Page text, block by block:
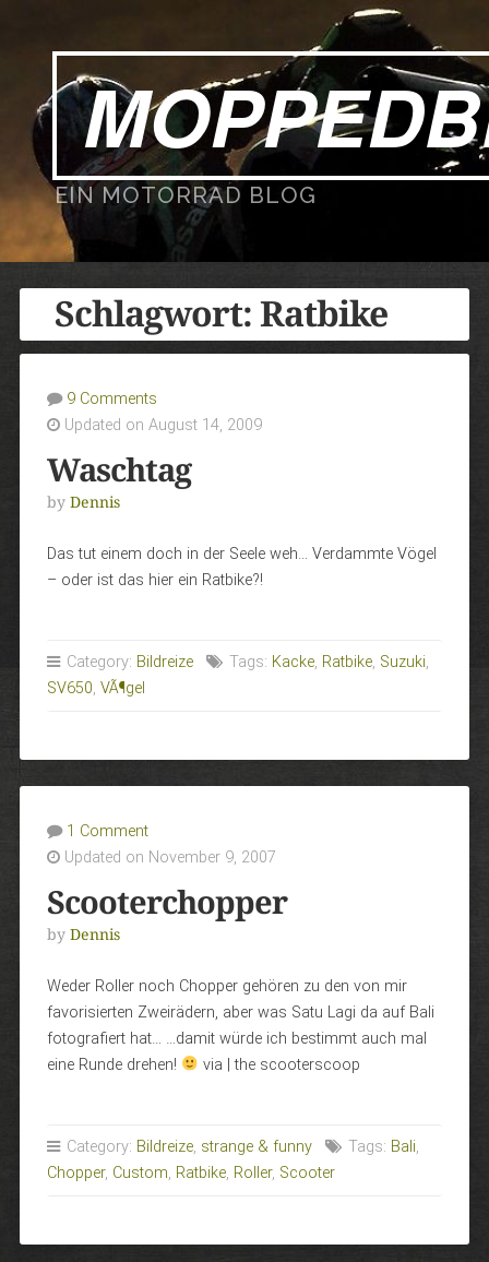
EIN MOTORRAD BLOG
Schlagwort: Ratbike
9 Comments
Updated on August 14, 2009
Waschtag
by Dennis
Das tut einem doch in der Seele weh… Verdammte Vögel
– oder ist das hier ein Ratbike?!
Category: Bildreize Tags: Kacke, Ratbike, Suzuki,
SV650, VÃ¶gel
1 Comment
Updated on November 9, 2007
Scooterchopper
by Dennis
Weder Roller noch Chopper gehören zu den von mir
favorisierten Zweirädern, aber was Satu Lagi da auf Bali
fotografiert hat… …damit würde ich bestimmt auch mal
eine Runde drehen!
via | the scooterscoop
Category: Bildreize, strange & funny Tags: Bali,
Chopper, Custom, Ratbike, Roller, Scooter